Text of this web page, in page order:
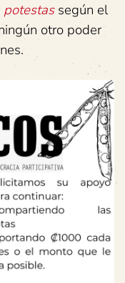
potestassegún el
otro poder